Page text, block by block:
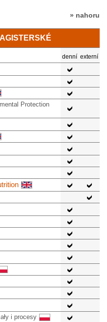
» nahoru
denní externí
Protection
i procesy